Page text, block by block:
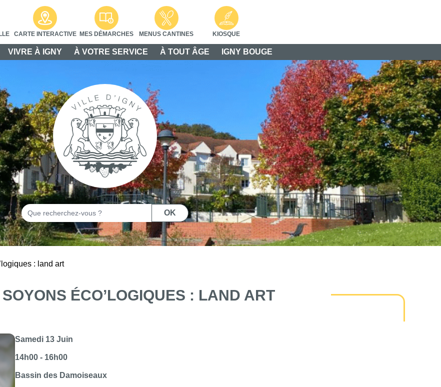
CARTE INTERACTIVE MES DÉMARCHES MENUS CANTINES KIOSQUE
VIVRE À IGNY À VOTRE SERVICE À TOUT ÂGE IGNY BOUGE
Rechercher OK
: land art
ÉCO’LOGIQUES : LAND ART
Samedi 13 Juin
14h00 - 16h00
Bassin des Damoiseaux